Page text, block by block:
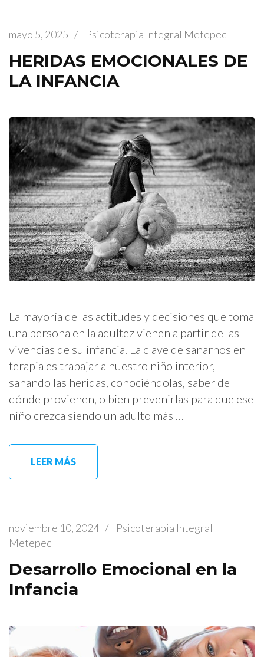
mayo 5, 2025 / Psicoterapia Integral Metepec
HERIDAS EMOCIONALES DE
LA INFANCIA
La mayoría de las actitudes y decisiones que toma
una persona en la adultez vienen a partir de las
vivencias de su infancia. La clave de sanarnos en
terapia es trabajar a nuestro niño interior,
sanando las heridas, conociéndolas, saber de
dónde provienen, o bien prevenirlas para que ese
niño crezca siendo un adulto más …
LEER MÁS
noviembre 10, 2024 /
Psicoterapia Integral
Metepec
Desarrollo Emocional en la
Infancia